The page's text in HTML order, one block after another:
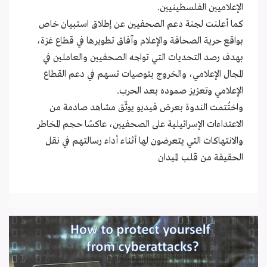
الإعلاميين الفلسطينيين.
كما أعلنت لجنة دعم الصحفيين عن إطلاق استبيان خاص
بواقع حرية الصحافة والإعلام وآفاق تطويرها في قطاع غزة،
بهدف رصد التحديات التي تواجه الصحفيين والعاملين في
المجال الإعلامي، والخروج بتوصيات تسهم في دعم القطاع
الإعلامي وتعزيز صموده بعد الحرب.
واختُتمت الندوة بعرض فيديو يوثّق مشاهد صادمة من
الاعتداءات الإسرائيلية على الصحفيين، عاكسًا حجم المخاطر
والانتهاكات التي يتعرضون لها أثناء أداء رسالتهم في نقل
الحقيقة من قلب الميدان